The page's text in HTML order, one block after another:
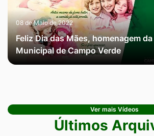
08 de Maio de 2022
Feliz Dia das Mães, homenagem
Municipal de Campo Verde
Ver mais Vídeos
Últimos